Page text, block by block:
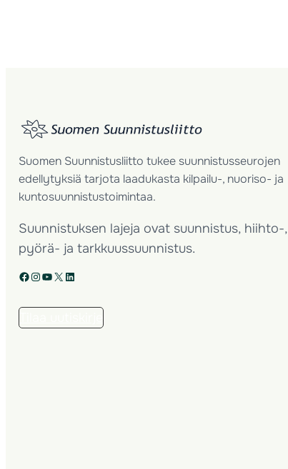
Suomen Suunnistusliitto tukee suunnistusseurojen
edellytyksiä tarjota laadukasta kilpailu-, nuoriso- ja
kuntosuunnistustoimintaa.
Suunnistuksen lajeja ovat suunnistus, hiihto-,
pyörä- ja tarkkuussuunnistus.
Facebook Instagram YouTube X LinkedIn